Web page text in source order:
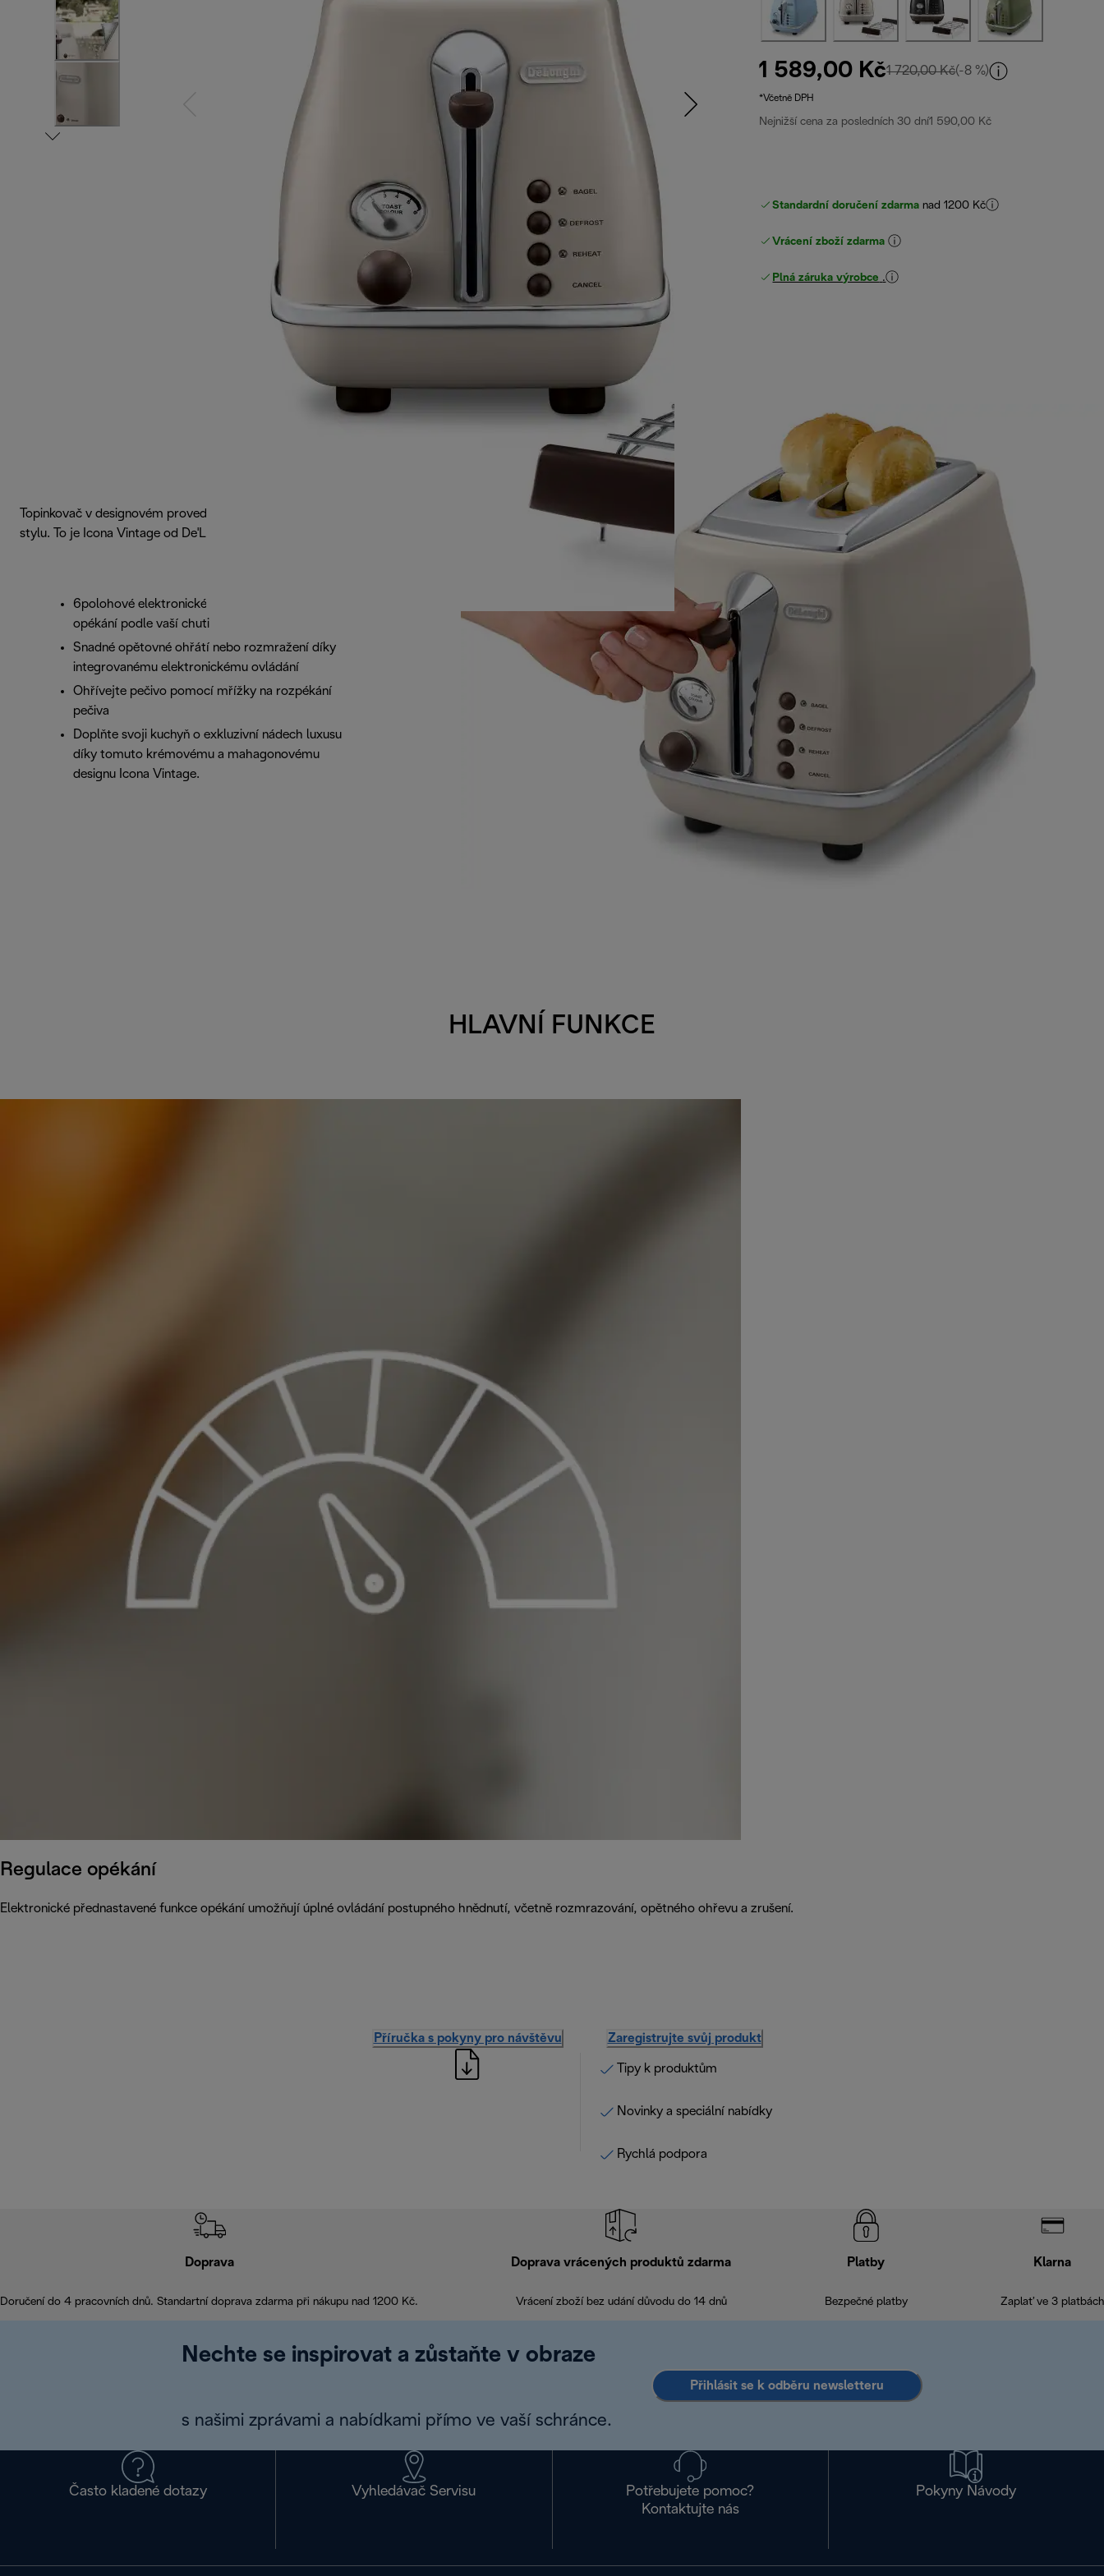
1 589,00 Kč1 720,00 Kčpůvodní cena 1 720,00 Kč
(-8 %)
*Včetně DPH
Nejnižší cena za posledních 30 dní1 590,00 Kč
Standardní doručení zdarma nad 1200 Kč
Vrácení zboží zdarma
Plná záruka výrobce .
Topinkovač v designovém provedení a nadčasovém retro
stylu. To je Icona Vintage od De'Longhi.
6polohové elektronické ovládání zhnědnutí pro
opékání podle vaší chuti
Snadné opětovné ohřátí nebo rozmražení díky
integrovanému elektronickému ovládání
Ohřívejte pečivo pomocí mřížky na rozpékání
pečiva
Doplňte svoji kuchyň o exkluzivní nádech luxusu
díky tomuto krémovému a mahagonovému
designu Icona Vintage.
HLAVNÍ FUNKCE
Regulace opékání
Elektronické přednastavené funkce opékání umožňují úplné ovládání postupného hnědnutí, včetně rozmrazování, opětného ohřevu a zrušení.
Příručka s pokyny pro návštěvu Zaregistrujte svůj produkt
Tipy k produktům
Novinky a speciální nabídky
Rychlá podpora
Doprava
Doručení do 4 pracovních dnů. Standartní doprava zdarma při nákupu nad 1200 Kč.
Doprava vrácených produktů zdarma
Vrácení zboží bez udání důvodu do 14 dnů
Platby
Bezpečné platby
Klarna
Zaplať ve 3 platbách
Nechte se inspirovat a zůstaňte v obraze
s našimi zprávami a nabídkami přímo ve vaší schránce.
Přihlásit se k odběru newsletteru
Často kladené dotazy Vyhledávač Servisu
Potřebujete pomoc?
Kontaktujte nás
Pokyny Návody